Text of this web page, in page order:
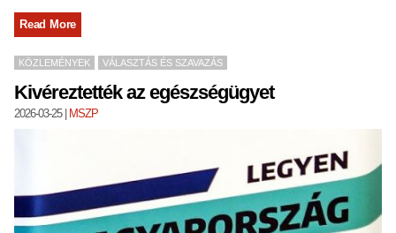
Read More
KÖZLEMÉNYEK VÁLASZTÁS ÉS SZAVAZÁS
Kivéreztették az egészségügyet
2026-03-25| MSZP